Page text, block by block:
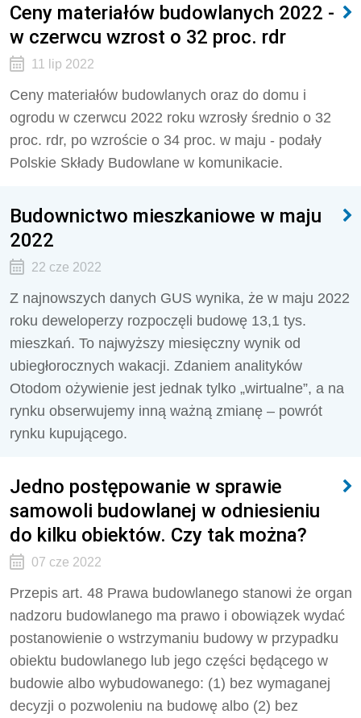
Ceny materiałów budowlanych 2022 -
w czerwcu wzrost o 32 proc. rdr
11 lip 2022
Ceny materiałów budowlanych oraz do domu i
ogrodu w czerwcu 2022 roku wzrosły średnio o 32
proc. rdr, po wzroście o 34 proc. w maju - podały
Polskie Składy Budowlane w komunikacie.
Budownictwo mieszkaniowe w maju
2022
22 cze 2022
Z najnowszych danych GUS wynika, że w maju 2022
roku deweloperzy rozpoczęli budowę 13,1 tys.
mieszkań. To najwyższy miesięczny wynik od
ubiegłorocznych wakacji. Zdaniem analityków
Otodom ożywienie jest jednak tylko „wirtualne”, a na
rynku obserwujemy inną ważną zmianę – powrót
rynku kupującego.
Jedno postępowanie w sprawie
samowoli budowlanej w odniesieniu
do kilku obiektów. Czy tak można?
07 cze 2022
Przepis art. 48 Prawa budowlanego stanowi że organ
nadzoru budowlanego ma prawo i obowiązek wydać
postanowienie o wstrzymaniu budowy w przypadku
obiektu budowlanego lub jego części będącego w
budowie albo wybudowanego: (1) bez wymaganej
decyzji o pozwoleniu na budowę albo (2) bez